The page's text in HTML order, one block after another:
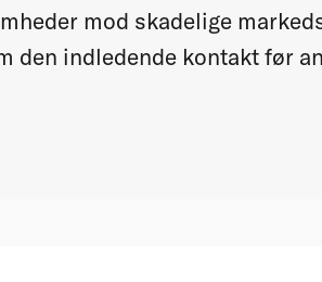
mod skadelige
den indledende kontakt før